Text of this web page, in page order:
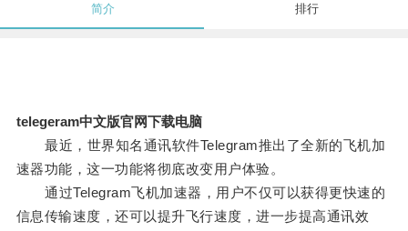
简介 排行
telegeram中文版官网下载电脑
最近，世界知名通讯软件Telegram推出了全新的飞机加
速器功能，这一功能将彻底改变用户体验。
通过Telegram飞机加速器，用户不仅可以获得更快速的
信息传输速度，还可以提升飞行速度，进一步提高通讯效